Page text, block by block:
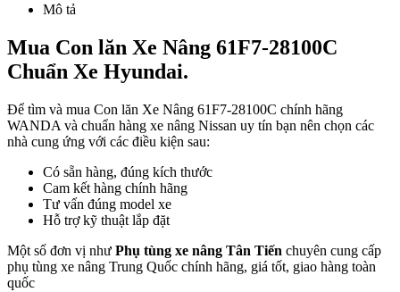
Mô tả
Mua Con lăn Xe Nâng 61F7-28100C
Chuẩn Xe Hyundai.
Để tìm và mua Con lăn Xe Nâng 61F7-28100C chính hãng
WANDA và chuẩn hàng xe nâng Nissan uy tín bạn nên chọn các
nhà cung ứng với các điều kiện sau:
Có sẵn hàng, đúng kích thước
Cam kết hàng chính hãng
Tư vấn đúng model xe
Hỗ trợ kỹ thuật lắp đặt
Một số đơn vị như Phụ tùng xe nâng Tân Tiến chuyên cung cấp
phụ tùng xe nâng Trung Quốc chính hãng, giá tốt, giao hàng toàn
quốc